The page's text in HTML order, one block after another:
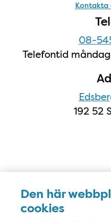
Den här
cookies
Kontakta
08-
Telefontid
192 52